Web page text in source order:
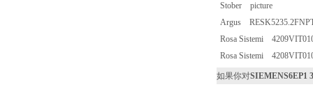
Stober picture
Argus
Rosa Sistemi
Rosa Sistemi
如果你对SIEMENS6EP1